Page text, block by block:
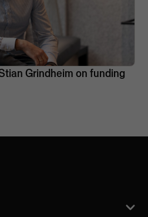
Grindheim on funding